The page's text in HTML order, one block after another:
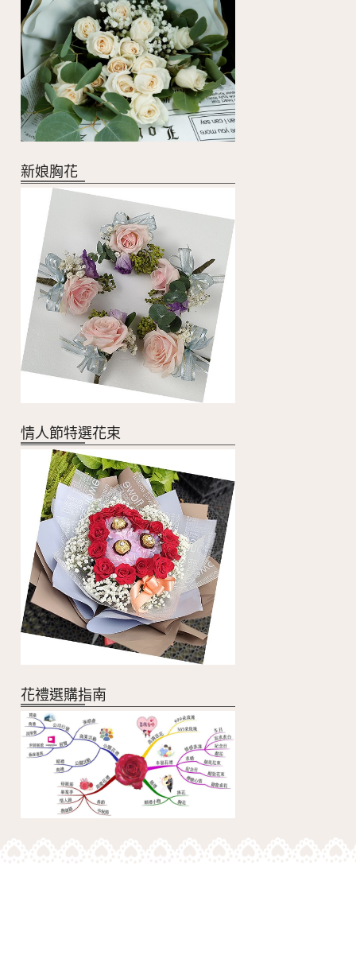
新娘胸花
情人節特選花束
花禮選購指南